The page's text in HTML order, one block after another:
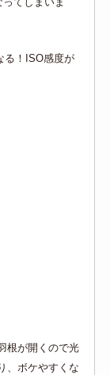
る！ISO感度が
根が開くので光
、ボケやすくな